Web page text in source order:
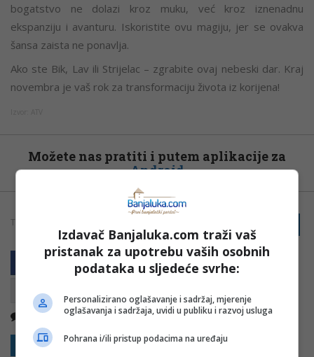
bogatstvo ne dolazi kroz muku, već kroz iznenadnu
ekspanziju i avanturu. Iskoristite ovu magiju, jer se ovakva
šansa zaista ne ponavlja.
Ako ste Bik, Lav ili Strijelac – zgrabite ovaj nebeski dar. Kraj
novembra je vaš rok za transformaciju života iz korijena!
Možete nas pratiti i putem aplikacije za
Android
TAGOVI:
Kopirati
Nema komentara
Sakrij sve komentare Prikaži komentare
Izdavač Banjaluka.com traži vaš
pristanak za upotrebu vaših osobnih
podataka u sljedeće svrhe:
Personalizirano oglašavanje i sadržaj, mjerenje
oglašavanja i sadržaja, uvidi u publiku i razvoj usluga
Pohrana i/ili pristup podacima na uređaju